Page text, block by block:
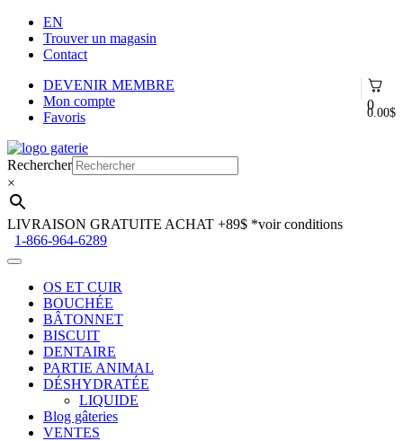
EN
Trouver un magasin
Contact
0
0.00$
DEVENIR MEMBRE
Mon compte
Favoris
Aller
à
la
navigation
Aller
au
contenu
Rechercher
×
LIVRAISON GRATUITE ACHAT +89$ *voir conditions
1-866-964-6289
OS ET CUIR
BOUCHÉE
BÂTONNET
BISCUIT
DENTAIRE
PARTIE ANIMAL
DÉSHYDRATÉE
LIQUIDE
Blog gâteries
VENTES